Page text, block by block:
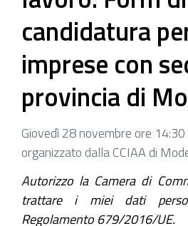
candidatura
imprese con
provincia di
Giovedì 28 novembre ore
organizzato dalla CCIAA di
Autorizzo la Camera di
trattare i miei dati
Regolamento 679/2016/UE.